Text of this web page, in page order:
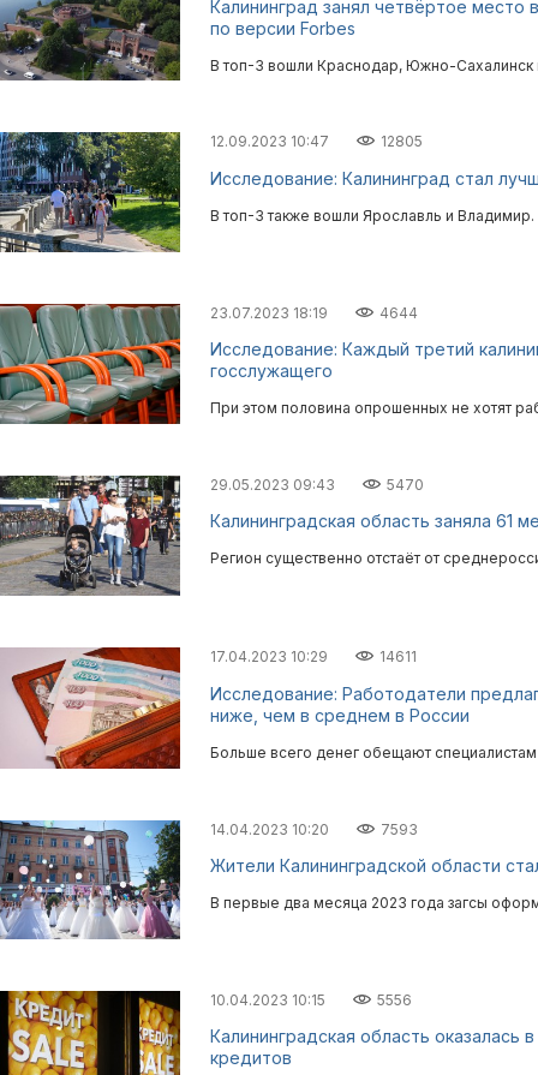
Калининград занял четвёртое место
по версии Forbes
В топ-3 вошли Краснодар, Южно-
12.09.2023 10:47 12805
Исследование: Калининград стал
В топ-3 также вошли Ярославль и Владимир.
23.07.2023 18:19 4644
Исследование: Каждый третий
госслужащего
При этом половина опрошенных не хотят
29.05.2023 09:43 5470
Калининградская область заняла 61
Регион существенно отстаёт от
17.04.2023 10:29 14611
Исследование: Работодатели
ниже, чем в среднем в России
Больше всего денег обещают
14.04.2023 10:20 7593
Жители Калининградской области
В первые два месяца 2023 года загсы
10.04.2023 10:15 5556
Калининградская область оказалась
кредитов